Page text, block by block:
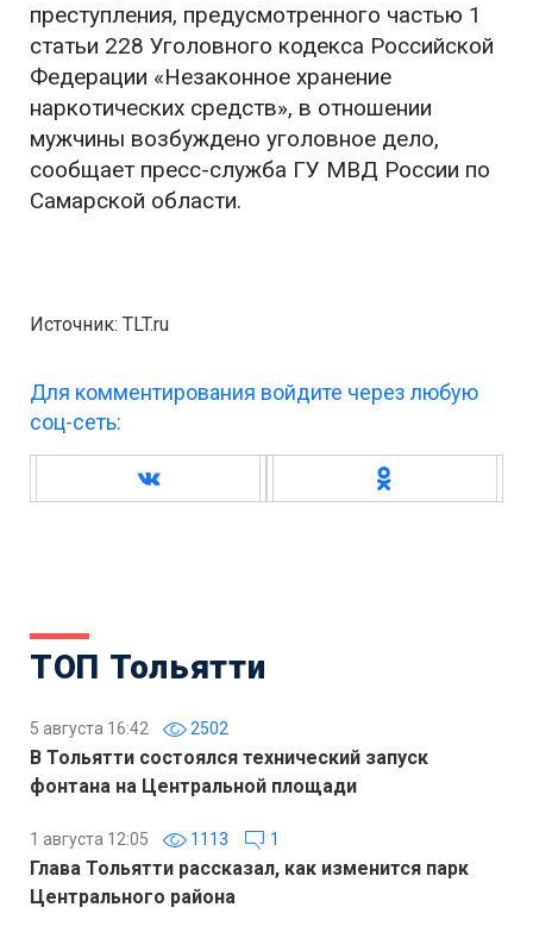
преступления, предусмотренного частью 1
статьи 228 Уголовного кодекса Российской
Федерации «Незаконное хранение
наркотических средств», в отношении
мужчины возбуждено уголовное дело,
сообщает пресс-служба ГУ МВД России по
Самарской области.
Источник: TLT.ru
Для комментирования войдите через любую
соц-сеть:
ТОП Тольятти
5 августа 16:42 2502
В Тольятти состоялся технический запуск
фонтана на Центральной площади
1 августа 12:05 1113 1
Глава Тольятти рассказал, как изменится парк
Центрального района